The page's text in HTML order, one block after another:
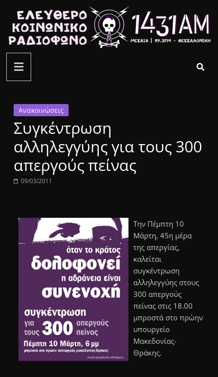
περιεχόμενο
ελεύθερο
κοινωνικό
ραδιόφωνο
1431AM
Ανακοινώσεις
Συγκέντρωση
αλληλεγγύης για τους 300
απεργούς πείνας
09/03/2011
Την Πέμπτη 10
Μάρτη, 45η μέρα
της απεργίας,
καλείται
συγκέντρωση
αλληλεγγύης στους
300 απεργούς
πείνας στις 18.00
μπροστά στο πρώην
υπουργείο
Μακεδονίας-
Θράκης.